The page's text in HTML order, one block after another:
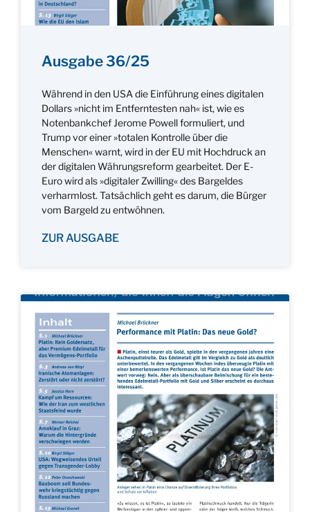
Ausgabe 36/25
Während in den USA die Einführung eines digitalen
Dollars »nicht im Entferntesten nah« ist, wie es
Notenbankchef Jerome Powell formuliert, und
Trump vor einer »totalen Kontrolle über die
Menschen« warnt, wird in der EU mit Hochdruck an
der digitalen Währungsreform gearbeitet. Der E-
Euro wird als »digitaler Zwilling« des Bargeldes
verharmlost. Tatsächlich geht es darum, die Bürger
vom Bargeld zu entwöhnen.
ZUR AUSGABE